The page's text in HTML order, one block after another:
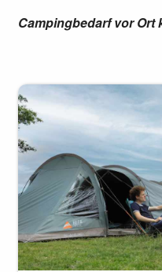
Campingbedarf vor Ort